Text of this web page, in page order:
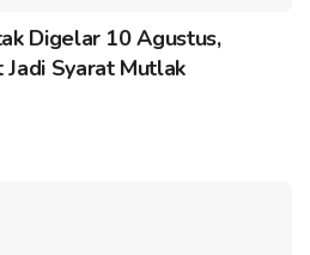
Digelar 10 Agustus,
Syarat Mutlak